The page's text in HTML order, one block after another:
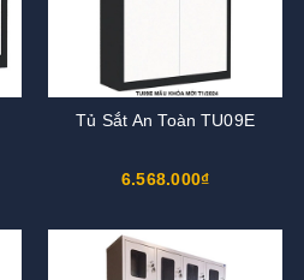
Tủ Sắt An Toàn TU09E
6.568.000₫